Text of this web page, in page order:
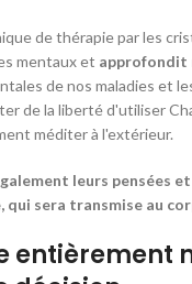
de thérapie par les
mentaux et approfondit
de nos maladies et
de la liberté d'utiliser
méditer à l'extérieur.
leurs pensées
sera transmise au